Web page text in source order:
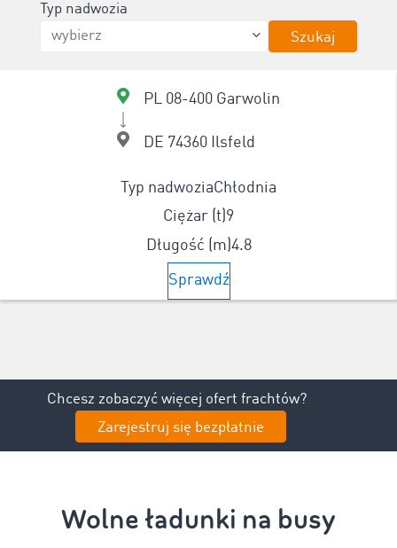
Typ nadwozia
Szukaj
PL 08-400 Garwolin
DE 74360 Ilsfeld
Typ nadwoziaChłodnia
Ciężar (t)9
Długość (m) 4.8
Sprawdź
Chcesz zobaczyć więcej ofert frachtów?
Zarejestruj się bezpłatnie
Wolne ładunki na busy